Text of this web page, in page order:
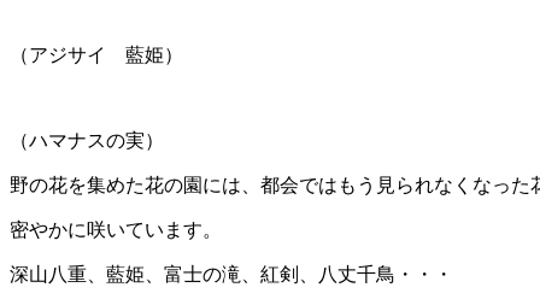
（アジサイ 藍姫）
（ハマナスの実）
野の花を集めた花の園には、都会ではもう見られなくなった
密やかに咲いています。
深山八重、藍姫、富士の滝、紅剣、八丈千鳥・・・